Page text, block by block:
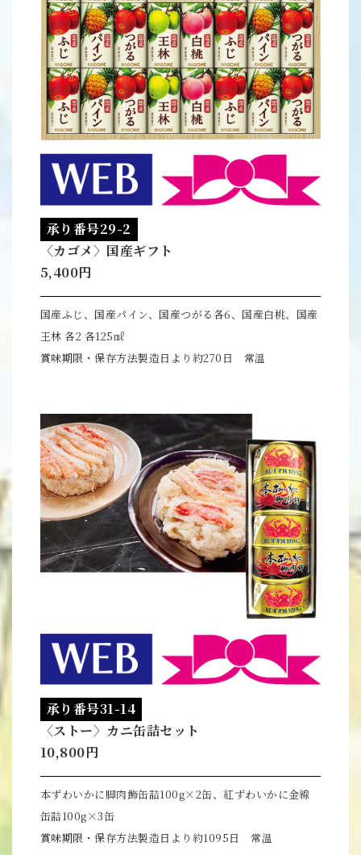
承り番号29-2
〈カゴメ〉国産ギフト
5,400円
国産ふじ、国産パイン、国産つがる各6、国産白桃、国産
王林 各2 各125㎖
賞味期限・保存方法製造日より約270日 常温
承り番号31-14
〈ストー〉カニ缶詰セット
10,800円
本ずわいかに脚肉飾缶詰100g×2缶、紅ずわいかに金線
缶詰100g×3缶
賞味期限・保存方法製造日より約1095日 常温